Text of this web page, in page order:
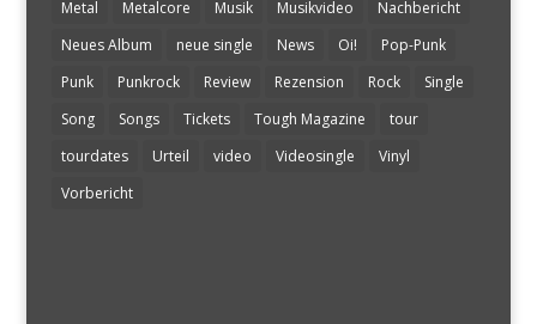
Metal
Metalcore Musik Musikvideo
Nachbericht
Neues Album
neue single News Oi!
Pop-Punk
Punk
Punkrock Review Rezension Rock
Single
Song
Songs Tickets Tough Magazine
tour
tourdates
Urteil video Videosingle
Vinyl
Vorbericht